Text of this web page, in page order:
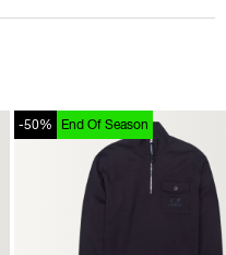
-50% End Of Season